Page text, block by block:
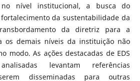
nível institucional, a busca do
da sustentabilidade da
da diretriz para a
os demais níveis da instituição não
modo. As ações destacadas de EDS
levantam referências
disseminadas para outras